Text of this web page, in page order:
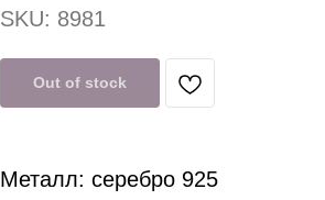
SKU: 8981
Out of stock
Металл: серебро 925